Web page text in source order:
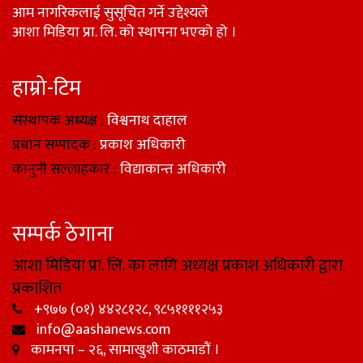
आम नागरिकलाई सुसूचित गर्ने उद्देश्यले
आशा मिडिया प्रा. लि. को स्थापना भएको हो ।
हाम्रो-टिम
संस्थापक अध्यक्ष :विश्वनाथ दाहाल
प्रधान सम्पादक :प्रकाश अधिकारी
कानुनी सल्लाहकार :विद्याकान्त अधिकारी
सम्पर्क ठेगाना
आशा मिडिया प्रा. लि. का लागि अध्यक्ष प्रकाश अधिकारी द्वारा
प्रकाशित
+९७७ (०१) ४४२८१२८, ९८५११११२५३
info@aashanews.com
कामनपा – २६, सामाखुशी काठमाडौं ।